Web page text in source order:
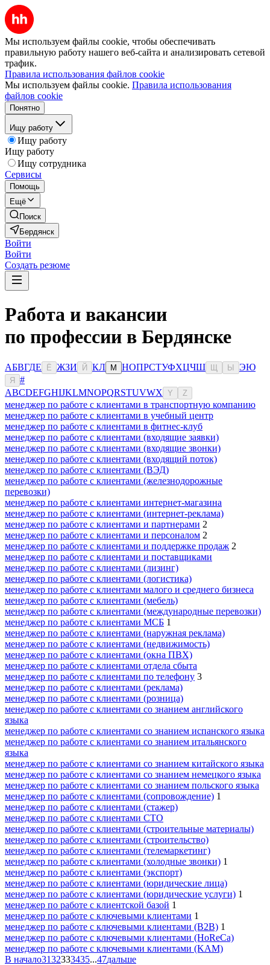
Мы используем файлы cookie, чтобы обеспечивать
правильную работу нашего веб-сайта и анализировать сетевой
трафик.
Правила использования файлов cookie
Мы используем файлы cookie. Правила использования
файлов cookie
Понятно
Ищу работу
Ищу работу
Ищу работу
Ищу сотрудника
Сервисы
Помощь
Ещё
Поиск
Бердянск
Войти
Войти
Создать резюме
Работа и вакансии
по профессии в Бердянске
АБВГДЕ Ё ЖЗИ Й КЛ М НОПРСТУФХЦЧШ Ы ЭЮ
Я
#
ABCDEFGHIJKLMNOPQRSTUVWX Y Z
менеджер по работе с клиентами в транспортную компанию
менеджер по работе с клиентами в учебный центр
менеджер по работе с клиентами в фитнес-клуб
менеджер по работе с клиентами (входящие заявки)
менеджер по работе с клиентами (входящие звонки)
менеджер по работе с клиентами (входящий поток)
менеджер по работе с клиентами (ВЭД)
менеджер по работе с клиентами (железнодорожные
перевозки)
менеджер по работе с клиентами интернет-магазина
менеджер по работе с клиентами (интернет-реклама)
менеджер по работе с клиентами и партнерами 2
менеджер по работе с клиентами и персоналом 2
менеджер по работе с клиентами и поддержке продаж 2
менеджер по работе с клиентами и поставщиками
менеджер по работе с клиентами (лизинг)
менеджер по работе с клиентами (логистика)
менеджер по работе с клиентами малого и среднего бизнеса
менеджер по работе с клиентами (мебель)
менеджер по работе с клиентами (международные перевозки)
менеджер по работе с клиентами МСБ 1
менеджер по работе с клиентами (наружная реклама)
менеджер по работе с клиентами (недвижимость)
менеджер по работе с клиентами (окна ПВХ)
менеджер по работе с клиентами отдела сбыта
менеджер по работе с клиентами по телефону 3
менеджер по работе с клиентами (реклама)
менеджер по работе с клиентами (розница)
менеджер по работе с клиентами со знанием английского
языка
менеджер по работе с клиентами со знанием испанского языка
менеджер по работе с клиентами со знанием итальянского
языка
менеджер по работе с клиентами со знанием китайского языка
менеджер по работе с клиентами со знанием немецкого языка
менеджер по работе с клиентами со знанием польского языка
менеджер по работе с клиентами (сопровождение) 1
менеджер по работе с клиентами (стажер)
менеджер по работе с клиентами СТО
менеджер по работе с клиентами (строительные материалы)
менеджер по работе с клиентами (строительство)
менеджер по работе с клиентами (телемаркетинг)
менеджер по работе с клиентами (холодные звонки) 1
менеджер по работе с клиентами (экспорт)
менеджер по работе с клиентами (юридические лица)
менеджер по работе с клиентами (юридические услуги) 1
менеджер по работе с клиентской базой 1
менеджер по работе с ключевыми клиентами 1
менеджер по работе с ключевыми клиентами (B2B) 1
менеджер по работе с ключевыми клиентами (HoReCa)
менеджер по работе с ключевыми клиентами (KAM)
В начало3132333435...47дальше